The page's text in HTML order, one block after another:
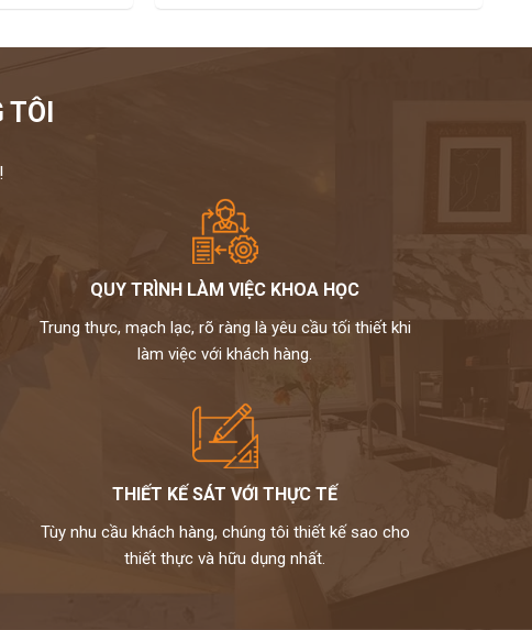
QUY TRÌNH LÀM VIỆC KHOA HỌC
Trung thực, mạch lạc, rõ ràng là yêu cầu tối thiết khi
làm việc với khách hàng.
THIẾT KẾ SÁT VỚI THỰC TẾ
Tùy nhu cầu khách hàng, chúng tôi thiết kế sao cho
thiết thực và hữu dụng nhất.